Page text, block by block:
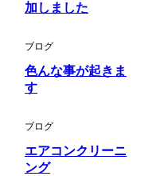
加しました
ブログ
色んな事が起きま
す
ブログ
エアコンクリーニ
ング